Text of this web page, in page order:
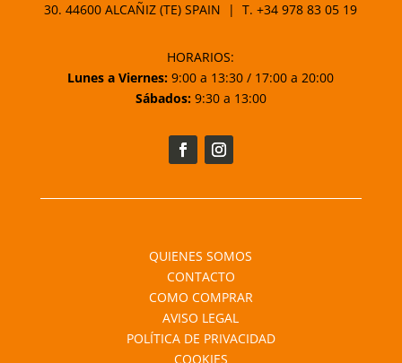
30. 44600 ALCAÑIZ (TE) SPAIN | T.+34 978 83 05 19
HORARIOS:
Lunes a Viernes: 9:00 a 13:30 / 17:00 a 20:00
Sábados:9:30 a 13:00
QUIENES SOMOS
CONTACTO
COMO COMPRAR
AVISO LEGAL
POLÍTICA DE PRIVACIDAD
COOKIES